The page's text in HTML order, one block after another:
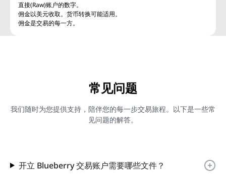
直接(Raw)账户的数字。
佣金以美元收取。货币转换可能适用。
佣金是交易的每一方。
常见问题
我们随时为您提供支持，陪伴您的每一步交易旅程。以下是一些常
见问题的解答。
开立 Blueberry 交易账户需要哪些文件？